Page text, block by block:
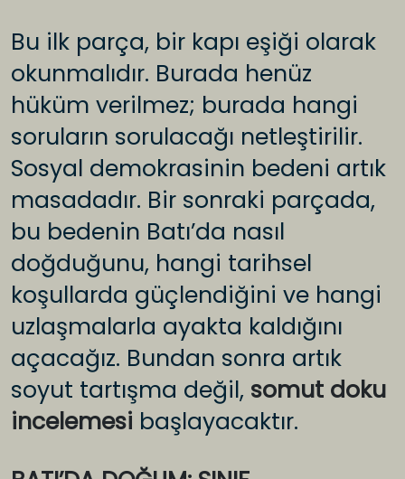
Bu ilk parça, bir kapı eşiği olarak
okunmalıdır. Burada henüz
hüküm verilmez; burada hangi
soruların sorulacağı netleştirilir.
Sosyal demokrasinin bedeni artık
masadadır. Bir sonraki parçada,
bu bedenin Batı’da nasıl
doğduğunu, hangi tarihsel
koşullarda güçlendiğini ve hangi
uzlaşmalarla ayakta kaldığını
açacağız. Bundan sonra artık
soyut tartışma değil, somut doku
incelemesi başlayacaktır.